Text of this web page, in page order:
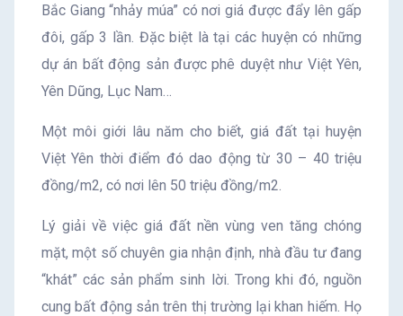
Bắc Giang “nhảy múa” có nơi giá được đẩy lên gấp
đôi, gấp 3 lần. Đặc biệt là tại các huyện có những
dự án bất động sản được phê duyệt như Việt Yên,
Yên Dũng, Lục Nam…
Một môi giới lâu năm cho biết, giá đất tại huyện
Việt Yên thời điểm đó dao động từ 30 – 40 triệu
đồng/m2, có nơi lên 50 triệu đồng/m2.
Lý giải về việc giá đất nền vùng ven tăng chóng
mặt, một số chuyên gia nhận định, nhà đầu tư đang
“khát” các sản phẩm sinh lời. Trong khi đó, nguồn
cung bất động sản trên thị trường lại khan hiếm. Họ